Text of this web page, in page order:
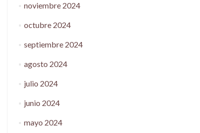
noviembre 2024
octubre 2024
septiembre 2024
agosto 2024
julio 2024
junio 2024
mayo 2024